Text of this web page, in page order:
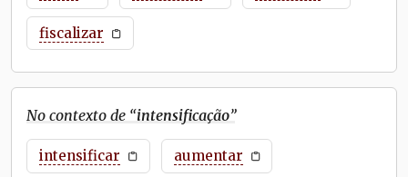
fiscalizar
No contexto de “intensificação”
intensificar aumentar